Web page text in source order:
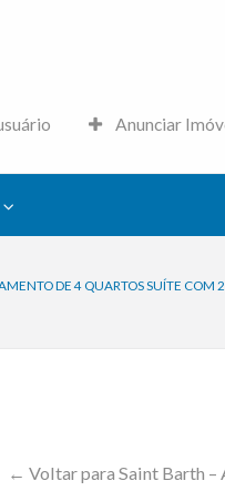
Anunciar
DE 4 QUARTOS SUÍTE COM
← Voltar para Saint Barth –